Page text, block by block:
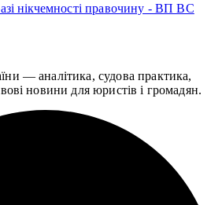
нікчемності правочину - ВП ВС
— аналітика, судова практика,
новини для юристів і громадян.